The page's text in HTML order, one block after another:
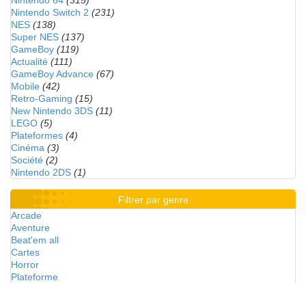
Nintendo Switch 2 (231)
NES (138)
Super NES (137)
GameBoy (119)
Actualité (111)
GameBoy Advance (67)
Mobile (42)
Retro-Gaming (15)
New Nintendo 3DS (11)
LEGO (5)
Plateformes (4)
Cinéma (3)
Société (2)
Nintendo 2DS (1)
Filtrer par genre
Arcade
Aventure
Beat'em all
Cartes
Horror
Plateforme